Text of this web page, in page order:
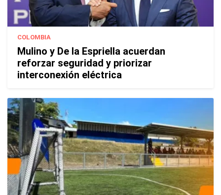
COLOMBIA
Mulino y De la Espriella acuerdan
reforzar seguridad y priorizar
interconexión eléctrica